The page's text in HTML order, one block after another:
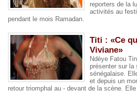
reporters de la
activités au
pendant le mois Ramadan.
Titi : «Ce
Viviane»
Ndèye Fatou
présenter sur la
sénégalaise.
et depuis un
retour triomphal au - devant de la scène.